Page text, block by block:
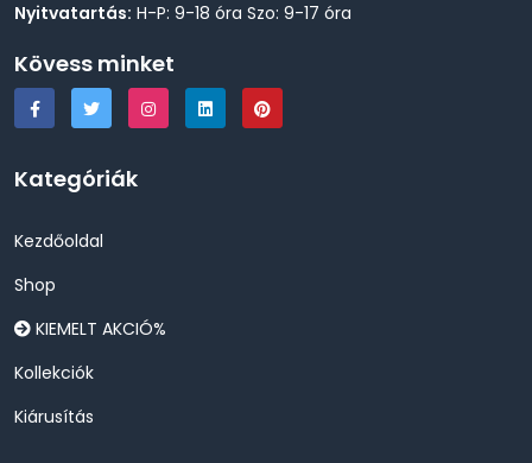
Nyitvatartás: H-P: 9-18 óra Szo: 9-17 óra
Kövess minket
Kategóriák
Kezdőoldal
Shop
KIEMELT AKCIÓ%
Kollekciók
Kiárusítás